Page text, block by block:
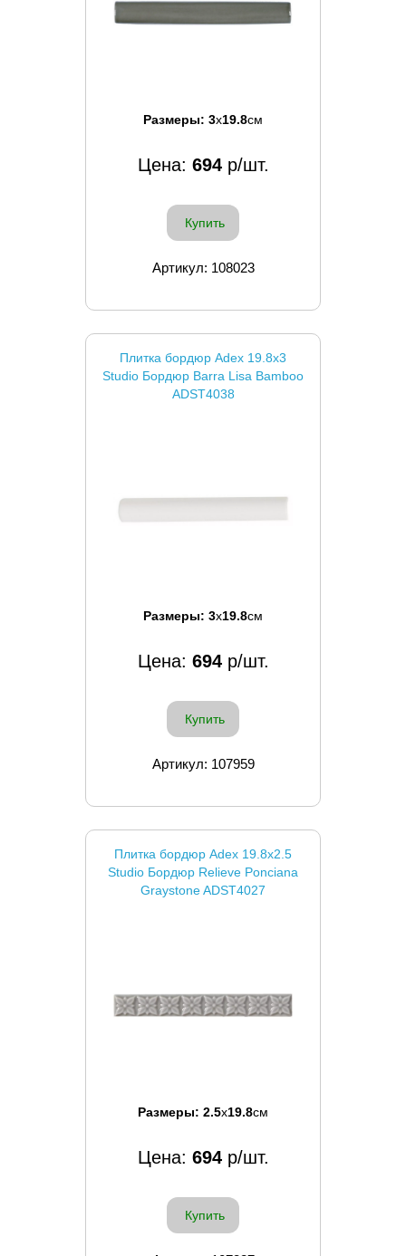
Размеры: 3x19.8см
Цена: 694р/шт.
Купить
Артикул: 108023
Плитка бордюр Adex 19.8x3
Studio Бордюр Barra Lisa Bamboo
ADST4038
Размеры: 3x19.8см
Цена: 694р/шт.
Купить
Артикул: 107959
Плитка бордюр Adex 19.8x2.5
Studio Бордюр Relieve Ponciana
Graystone ADST4027
Размеры: 2.5x19.8см
Цена: 694р/шт.
Купить